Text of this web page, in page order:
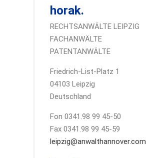
horak.
RECHTSANWÄLTE LEIPZIG
FACHANWÄLTE
PATENTANWÄLTE
Friedrich-List-Platz 1
04103 Leipzig
Deutschland
Fon 0341.98 99 45-50
Fax 0341.98 99 45-59
leipzig@anwalthannover.com